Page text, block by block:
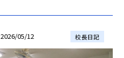
2026/05/12 校長日記